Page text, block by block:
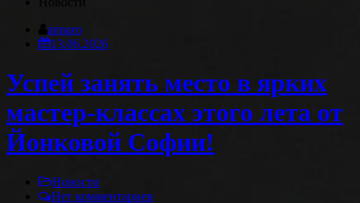
annaro
13.06.2026
Успей занять место в ярких
мастер-классах этого лета от
Йонковой Софии!
Новости
Нет комментариев